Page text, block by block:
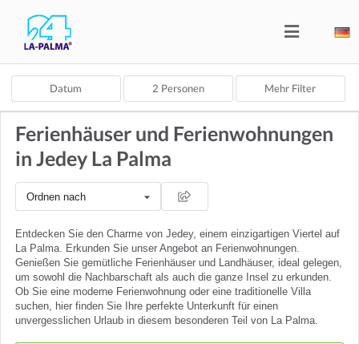
Datum 2 Personen Mehr Filter
Ferienhäuser und Ferienwohnungen
in Jedey La Palma
Ordnen nach
Entdecken Sie den Charme von Jedey, einem einzigartigen Viertel auf
La Palma. Erkunden Sie unser Angebot an Ferienwohnungen.
Genießen Sie gemütliche Ferienhäuser und Landhäuser, ideal gelegen,
um sowohl die Nachbarschaft als auch die ganze Insel zu erkunden.
Ob Sie eine moderne Ferienwohnung oder eine traditionelle Villa
suchen, hier finden Sie Ihre perfekte Unterkunft für einen
unvergesslichen Urlaub in diesem besonderen Teil von La Palma.